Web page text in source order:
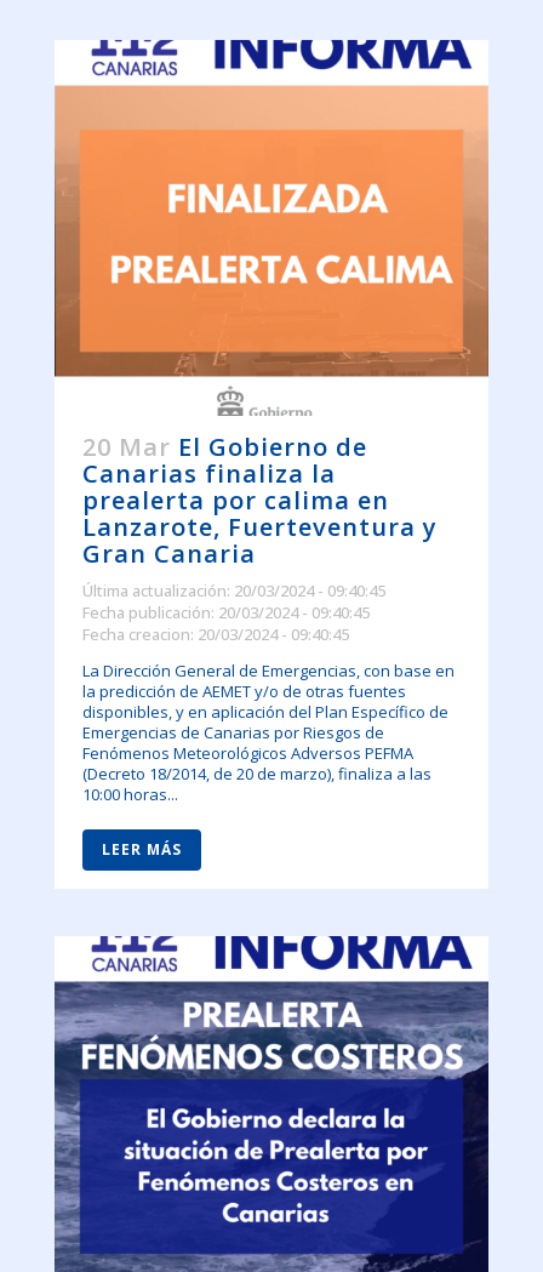
20 Mar El Gobierno de
Canarias finaliza la
prealerta por calima en
Lanzarote, Fuerteventura y
Gran Canaria
Última actualización: 20/03/2024 - 09:40:45
Fecha publicación: 20/03/2024 - 09:40:45
Fecha creacion: 20/03/2024 - 09:40:45
La Dirección General de Emergencias, con base en
la predicción de AEMET y/o de otras fuentes
disponibles, y en aplicación del Plan Específico de
Emergencias de Canarias por Riesgos de
Fenómenos Meteorológicos Adversos PEFMA
(Decreto 18/2014, de 20 de marzo), finaliza a las
10:00 horas...
LEER MÁS